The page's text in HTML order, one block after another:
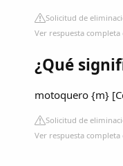
Solicitud de
Ver respuesta
¿Qué
motoquero {m}
Solicitud de
Ver respuesta completa